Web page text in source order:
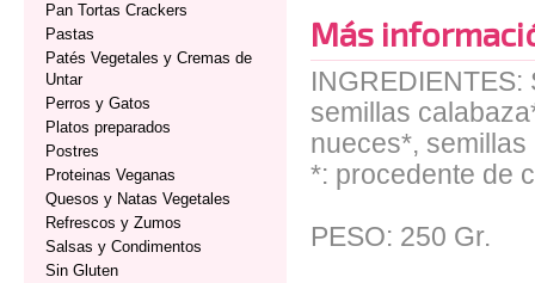
Pan Tortas Crackers
Pastas
Patés Vegetales y Cremas de
Untar
Perros y Gatos
Platos preparados
Postres
Proteinas Veganas
Quesos y Natas Vegetales
Refrescos y Zumos
Salsas y Condimentos
Sin Gluten
Más
semillas
nueces*, semillas
*: procedente de
PESO: 250 Gr.